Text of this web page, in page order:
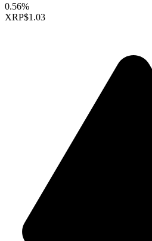
0.56%
XRP$1.03